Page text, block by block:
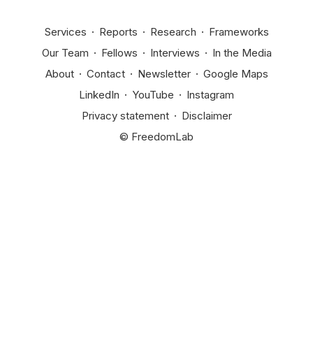
Services · Reports · Research · Frameworks
Our Team · Fellows · Interviews · In the Media
About · Contact · Newsletter · Google Maps
LinkedIn · YouTube · Instagram
Privacy statement · Disclaimer
© FreedomLab